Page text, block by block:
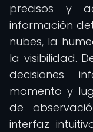
precisos y
información
nubes, la
la visibilidad.
decisiones
momento y
de
interfaz